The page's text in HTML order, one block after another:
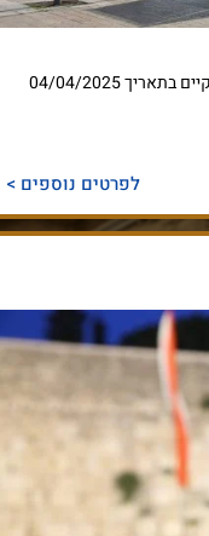
להלן הסדרתי התנועה לרגל מרתון ירושלים שהתקיים בתאריך 04/04/2025
לפרטים נוספים >